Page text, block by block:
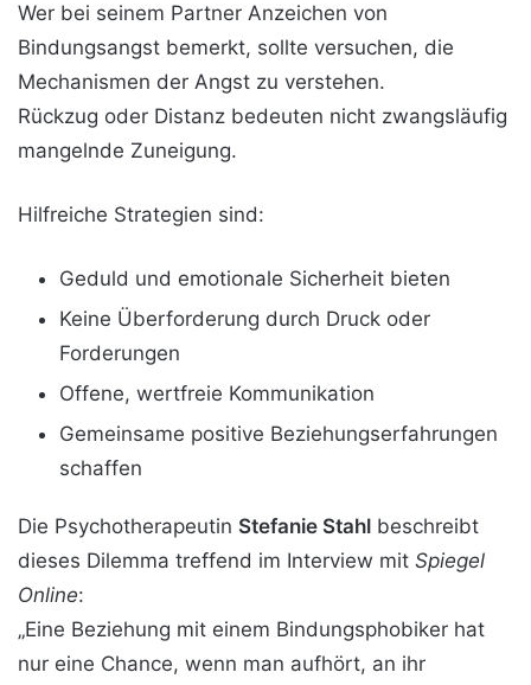
Wer bei seinem Partner Anzeichen von
Bindungsangst bemerkt, sollte versuchen, die
Mechanismen der Angst zu verstehen.
Rückzug oder Distanz bedeuten nicht zwangsläufig
mangelnde Zuneigung.
Hilfreiche Strategien sind:
Geduld und emotionale Sicherheit bieten
Keine Überforderung durch Druck oder
Forderungen
Offene, wertfreie Kommunikation
Gemeinsame positive Beziehungserfahrungen
schaffen
Die Psychotherapeutin Stefanie Stahl beschreibt
dieses Dilemma treffend im Interview mit Spiegel
Online:
„Eine Beziehung mit einem Bindungsphobiker hat
nur eine Chance, wenn man aufhört, an ihr